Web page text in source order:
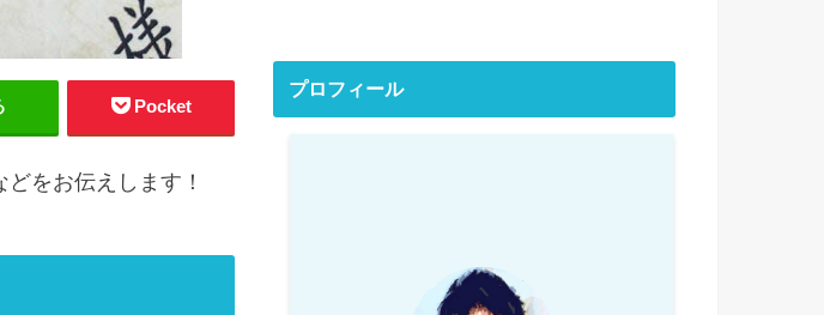
Pocket
をお伝えします！
プロフィール